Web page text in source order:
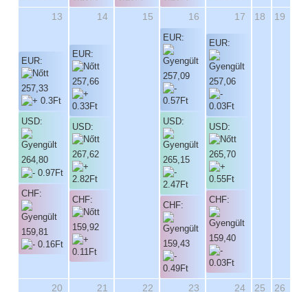
13
EUR:
257,33
USD:
264,80
CHF:
159,81
14
EUR:
257,66
USD:
267,62
CHF:
159,92
15 16
EUR:
257,09
USD:
265,15
CHF:
159,43
17
EUR:
257,06
USD:
265,70
CHF:
159,40
18 19
20 21 22 23 24 25 26